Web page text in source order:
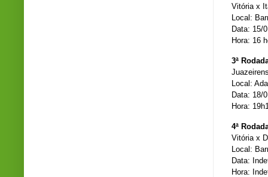
Vitória x
Local:
Data: 15/
Hora: 16
3ª
Local:
Data: 18/
Hora:
4ª
Vitória x
Local:
Data:
Hora: